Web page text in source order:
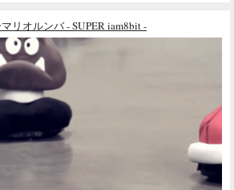
リオルンバ - SUPER iam8bit -